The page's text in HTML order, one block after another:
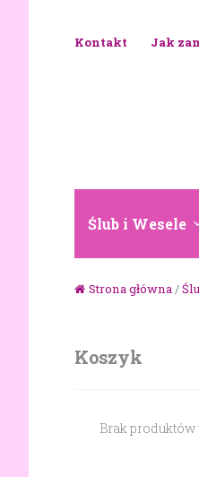
Kontakt Jak
Ślub i Wesele
Strona główna/
Koszyk
Brak produktów